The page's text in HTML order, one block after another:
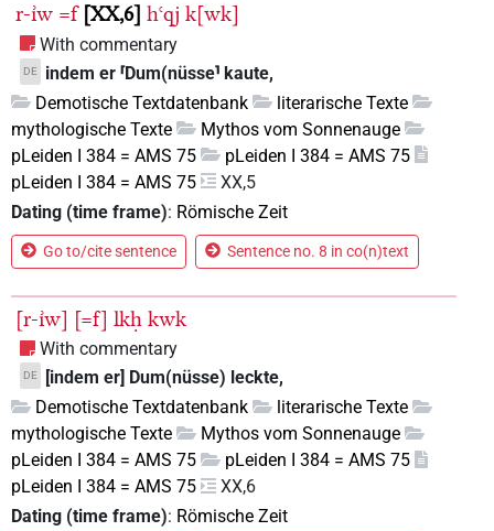
r-ı͗w =f XX,6 hꜥqj k[wk]
With commentary
DE
indem er ⸢Dum(nüsse⸣ kaute,
Demotische Textdatenbank
literarische Texte
mythologische Texte
Mythos vom Sonnenauge
pLeiden I 384 = AMS 75
pLeiden I 384 = AMS 75
pLeiden I 384 = AMS 75
XX,5
Dating (time frame): Römische Zeit
Go to/cite sentence Sentence no. 8 in co(n)text
[r-ı͗w] [=f] lkḥ kwk
With commentary
DE
[indem er] Dum(nüsse) leckte,
Demotische Textdatenbank
literarische Texte
mythologische Texte
Mythos vom Sonnenauge
pLeiden I 384 = AMS 75
pLeiden I 384 = AMS 75
pLeiden I 384 = AMS 75
XX,6
Dating (time frame): Römische Zeit